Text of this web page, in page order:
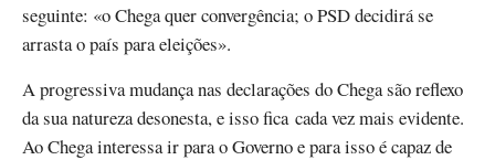
seguinte: «o Chega quer convergência; o PSD decidirá se
arrasta o país para eleições».
A progressiva mudança nas declarações do Chega são reflexo
da sua natureza desonesta, e isso fica cada vez mais evidente.
Ao Chega interessa ir para o Governo e para isso é capaz de